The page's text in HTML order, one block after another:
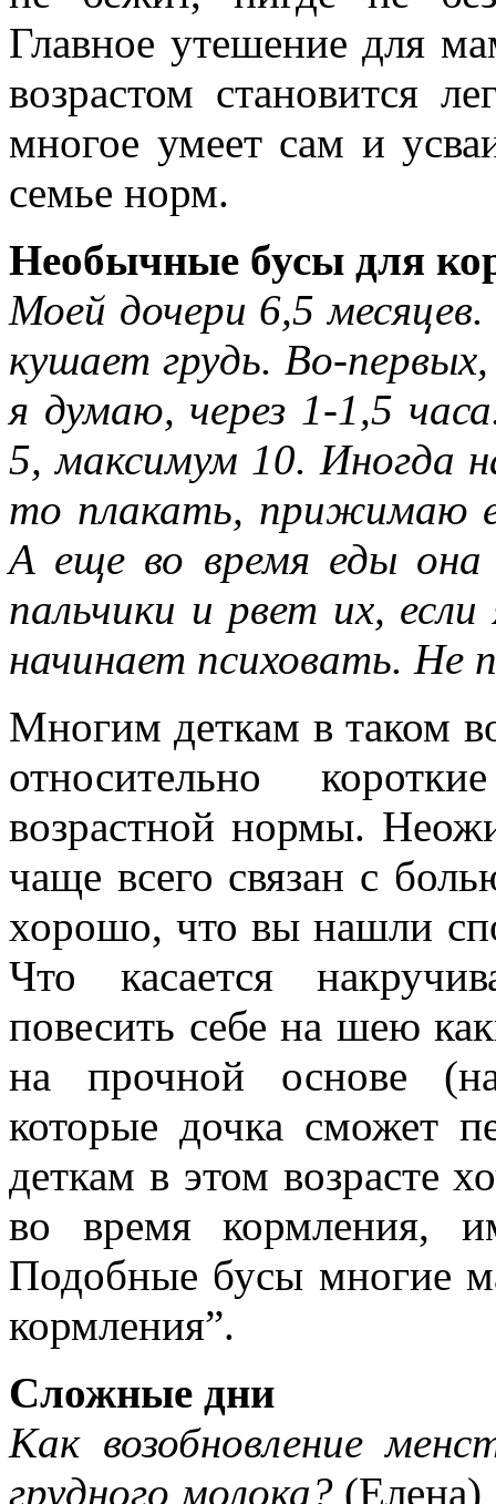
Главное утешение для
возрастом становится
многое умеет сам и
семье норм.
Необычные бусы для
Моей дочери 6,5
кушает грудь. Во-
я думаю, через 1-1,5
5, максимум 10. Иногда
то плакать, прижимаю
А еще во время еды она
пальчики и рвет их,
начинает психовать. Не
Многим деткам в таком
относительно
возрастной нормы.
чаще всего связан с
хорошо, что вы нашли
Что касается
повесить себе на шею
на прочной основе
которые дочка сможет
деткам в этом возрасте
во время кормления,
Подобные бусы многие
кормления”.
Сложные дни
Как возобновление
грудного молока? (Елена)